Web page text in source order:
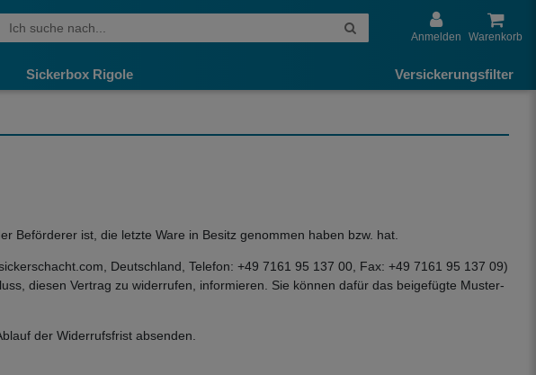
Anmelden Warenkorb
Sickerbox Rigole Versickerungsfilter
Beförderer ist, die letzte Ware in Besitz genommen haben bzw. hat.
Deutschland, Telefon: +49 7161 95 137 00, Fax: +49 7161 95 137 09)
diesen Vertrag zu widerrufen, informieren. Sie können dafür das beigefügte Muster-
der Widerrufsfrist absenden.